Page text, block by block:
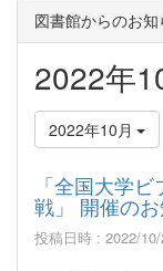
図書館からのお知
2022年
2022年10月
「全国大学
戦」 開催の
投稿日時 : 2022/